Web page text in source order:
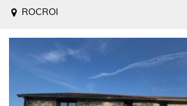
ROCROI